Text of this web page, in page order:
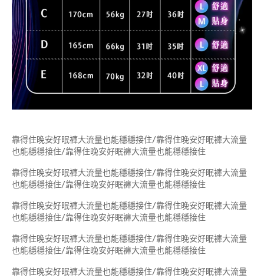
靠得住晚安好眠褲大流量也能穩穩接住/靠得住晚安好眠褲大流量
也能穩穩接住/靠得住晚安好眠褲大流量也能穩穩接住
靠得住晚安好眠褲大流量也能穩穩接住/靠得住晚安好眠褲大流量
也能穩穩接住/靠得住晚安好眠褲大流量也能穩穩接住
靠得住晚安好眠褲大流量也能穩穩接住/靠得住晚安好眠褲大流量
也能穩穩接住/靠得住晚安好眠褲大流量也能穩穩接住
靠得住晚安好眠褲大流量也能穩穩接住/靠得住晚安好眠褲大流量
也能穩穩接住/靠得住晚安好眠褲大流量也能穩穩接住
靠得住晚安好眠褲大流量也能穩穩接住/靠得住晚安好眠褲大流量